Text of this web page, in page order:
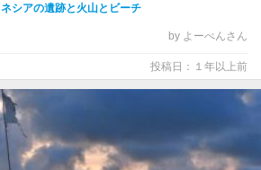
シアの遺跡と火山とビーチ
by よーべんさん
投稿日：１年以上前